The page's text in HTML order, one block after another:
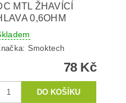
MTL ŽHAVÍCÍ
0,6OHM
Smoktech
78 Kč